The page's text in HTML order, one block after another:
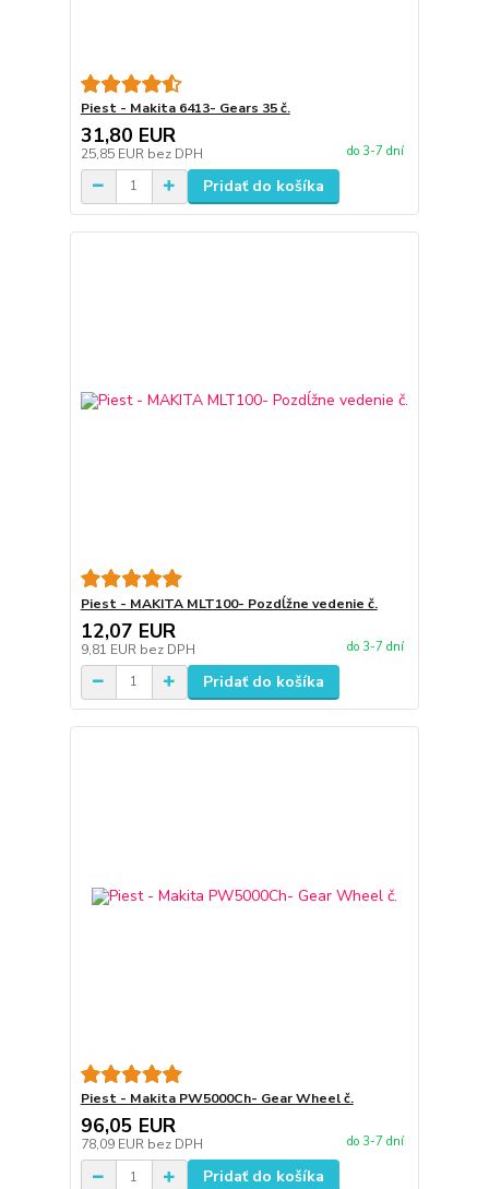
Piest - Makita 6413- Gears 35 č.
31,80 EUR
25,85 EUR bez DPH do 3-7 dní
Pridať do košíka
Piest - MAKITA MLT100- Pozdĺžne vedenie č.
12,07 EUR
9,81 EUR bez DPH do 3-7 dní
Pridať do košíka
Piest - Makita PW5000Ch- Gear Wheel č.
96,05 EUR
78,09 EUR bez DPH do 3-7 dní
Pridať do košíka